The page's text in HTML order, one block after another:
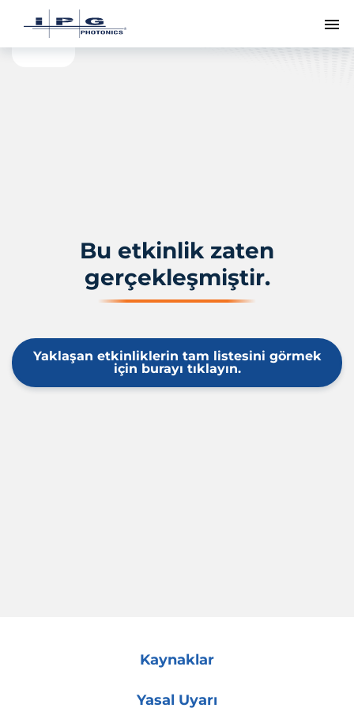
Bu etkinlik zaten
gerçekleşmiştir.
Yaklaşan etkinliklerin tam listesini görmek
için burayı tıklayın.
Kaynaklar
Yasal Uyarı